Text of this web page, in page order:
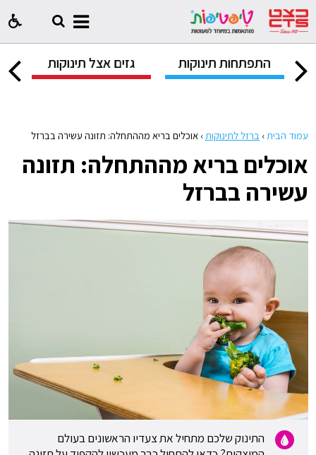
התפתחות תינוקות גזים אצל תינוקות
עמוד הבית› ברזל לתינוקות›אוכלים בריא מההתחלה: תזונה עשירה בברזל
אוכלים בריא מההתחלה: תזונה
עשירה בברזל
התינוק שלכם מתחיל את צעדיו הראשונים בעולם